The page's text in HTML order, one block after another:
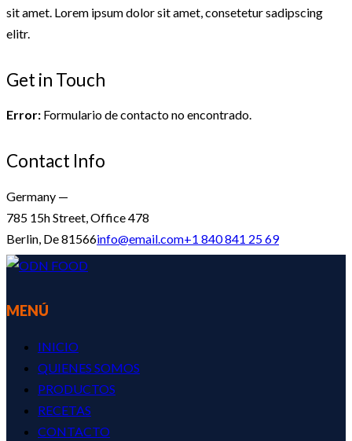
sit amet. Lorem ipsum dolor sit amet, consetetur sadipscing
elitr.
Get in Touch
Error: Formulario de contacto no encontrado.
Contact Info
Germany —
785 15h Street, Office 478
Berlin, De 81566info@email.com+1 840 841 25 69
MENÚ
INICIO
QUIENES SOMOS
PRODUCTOS
RECETAS
CONTACTO